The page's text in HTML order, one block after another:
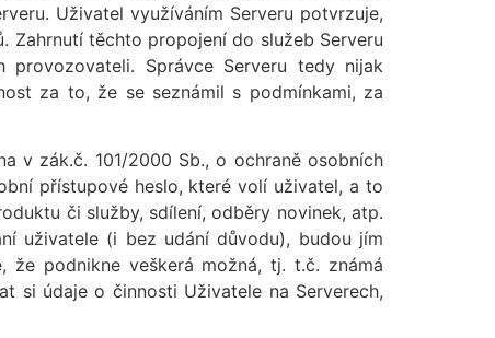
Uživatel využíváním Serveru potvrzuje,
Zahrnutí těchto propojení do služeb Serveru
Správce Serveru tedy nijak
za to, že se seznámil s podmínkami, za
v zák.č. 101/2000 Sb., o ochraně osobních
přístupové heslo, které volí uživatel, a to
či služby, sdílení, odběry novinek, atp.
uživatele (i bez udání důvodu), budou jím
že podnikne veškerá možná, tj. t.č. známá
si údaje o činnosti Uživatele na Serverech,